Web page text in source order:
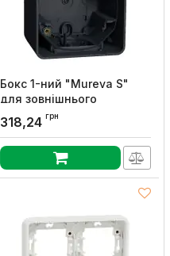
Бокс 1-ний "Mureva S"
для зовнішнього
монтажу, чорний, IP55,
Schneider Electric
Артикул:MUR37911
318,24 грн